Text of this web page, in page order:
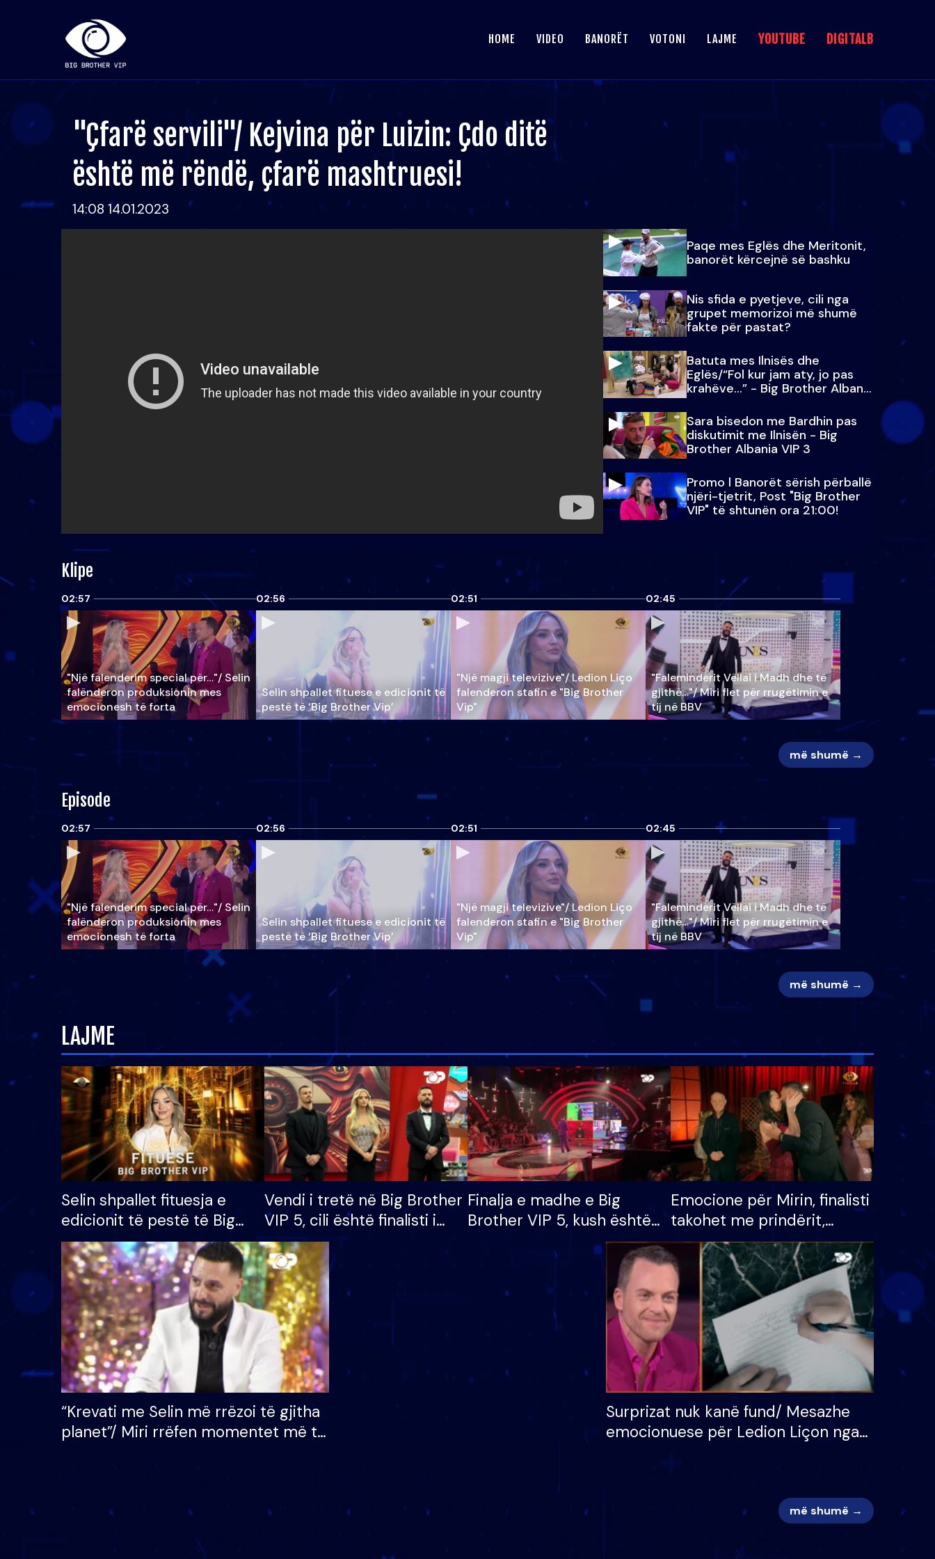
HOME VIDEO BANORËT VOTONI LAJME YOUTUBE DIGITALB
"Çfarë servili"/ Kejvina për Luizin: Çdo ditë
është më rëndë, çfarë mashtruesi!
14:08 14.01.2023
Paqe mes Eglës dhe Meritonit,
banorët kërcejnë së bashku
Nis sfida e pyetjeve, cili nga
grupet memorizoi më shumë
fakte për pastat?
Batuta mes Ilnisës dhe
Eglës/“Fol kur jam aty, jo pas
krahëve…” - Big Brother Albania
VIP 3
Sara bisedon me Bardhin pas
diskutimit me Ilnisën - Big
Brother Albania VIP 3
Promo l Banorët sërish përballë
njëri-tjetrit, Post "Big Brother
VIP" të shtunën ora 21:00!
Klipe
02:57
"Një falenderim special për…"/ Selin
falënderon produksionin mes
emocionesh të forta
02:56
Selin shpallet fituese e edicionit të
pestë të ‘Big Brother Vip’
02:51
"Një magji televizive"/ Ledion Liço
falenderon stafin e "Big Brother
Vip"
02:45
"Faleminderit Vëllai i Madh dhe të
gjithë…"/ Miri flet për rrugëtimin e
tij në BBV
më shumë →
Episode
02:57
"Një falenderim special për…"/ Selin
falënderon produksionin mes
emocionesh të forta
02:56
Selin shpallet fituese e edicionit të
pestë të ‘Big Brother Vip’
02:51
"Një magji televizive"/ Ledion Liço
falenderon stafin e "Big Brother
Vip"
02:45
"Faleminderit Vëllai i Madh dhe të
gjithë…"/ Miri flet për rrugëtimin e
tij në BBV
më shumë →
LAJME
Selin shpallet fituesja e
edicionit të pestë të Big
Brother VIP, rrëmben
çmimin e madh prej 100
mijë eurosh
Vendi i tretë në Big Brother
VIP 5, cili është finalisti i
radhës që lë shtëpinë
Finalja e madhe e Big
Brother VIP 5, kush është
banori i parë që lë shtëpinë
dhe humb mundësinë për
të fituar çmimin e madh
Emocione për Mirin, finalisti
takohet me prindërit,
vajzën dhe bashkëshorten:
S’kemi ndonjë letër divorci
apo jo?
“Krevati me Selin më rrëzoi të gjitha
planet”/ Miri rrëfen momentet më të
mungojë zilja e mëngjesit kur…
Surprizat nuk kanë fund/ Mesazhe
emocionuese për Ledion Liçon nga
më shumë →